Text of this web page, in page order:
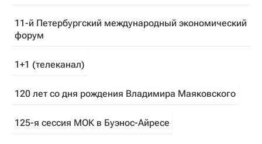
11-й Петербургский международный экономический
форум
1+1 (телеканал)
120 лет со дня рождения Владимира Маяковского
125-я сессия МОК в Буэнос-Айресе